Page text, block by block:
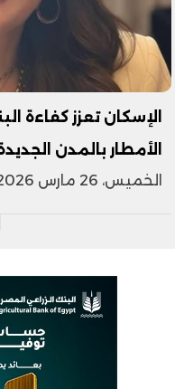
الإسكان تعزز كفاءة
الأمطار بالمدن
الخميس، 26 مارس 2026 01:09 م